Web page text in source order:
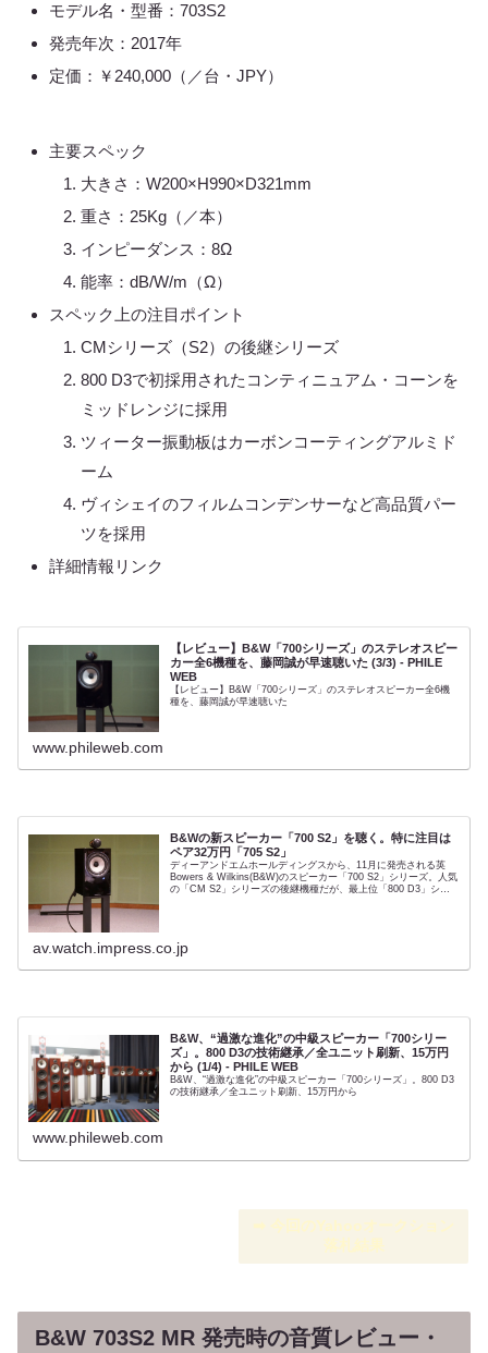
モデル名・型番：703S2
発売年次：2017年
定価：￥240,000（／台・JPY）
主要スペック
大きさ：W200×H990×D321mm
重さ：25Kg（／本）
インピーダンス：8Ω
能率：dB/W/m（Ω）
スペック上の注目ポイント
CMシリーズ（S2）の後継シリーズ
800 D3で初採用されたコンティニュアム・コーンを
ミッドレンジに採用
ツィーター振動板はカーボンコーティングアルミド
ーム
ヴィシェイのフィルムコンデンサーなど高品質パー
ツを採用
詳細情報リンク
【レビュー】B&W「700シリーズ」のステレオスピー
カー全6機種を、藤岡誠が早速聴いた (3/3) - PHILE
WEB
【レビュー】B&W「700シリーズ」のステレオスピーカー全6機
種を、藤岡誠が早速聴いた
www.phileweb.com
B&Wの新スピーカー「700 S2」を聴く。特に注目は
ペア32万円「705 S2」
ディーアンドエムホールディングスから、11月に発売される英
Bowers & Wilkins(B&W)のスピーカー「700 S2」シリーズ。人気
の「CM S2」シリーズの後継機種だが、最上位「800 D3」シリ
av.watch.impress.co.jp
B&W、“過激な進化”の中級スピーカー「700シリー
ズ」。800 D3の技術継承／全ユニット刷新、15万円
から (1/4) - PHILE WEB
B&W、“過激な進化”の中級スピーカー「700シリーズ」。800 D3
の技術継承／全ユニット刷新、15万円から
www.phileweb.com
➡︎ 今回のYahooオークション
落札結果
B&W 703S2 MR 発売時の音質レビュー・